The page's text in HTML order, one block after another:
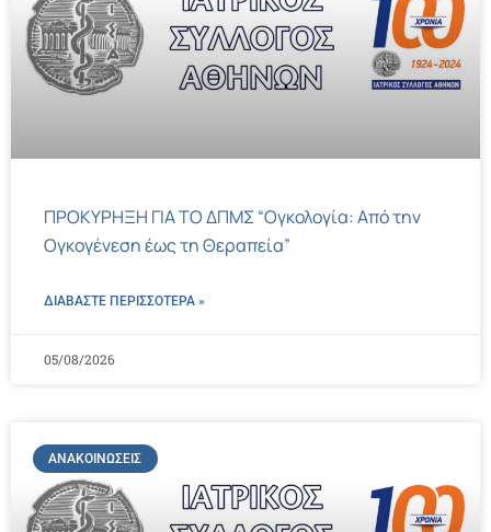
ΠΡΟΚΥΡΗΞΗ ΓΙΑ ΤΟ ΔΠΜΣ “Ογκολογία: Από την
Ογκογένεση έως τη Θεραπεία”
ΔΙΑΒΑΣΤΕ ΠΕΡΙΣΣΌΤΕΡΑ »
05/08/2026
ΑΝΑΚΟΙΝΏΣΕΙΣ